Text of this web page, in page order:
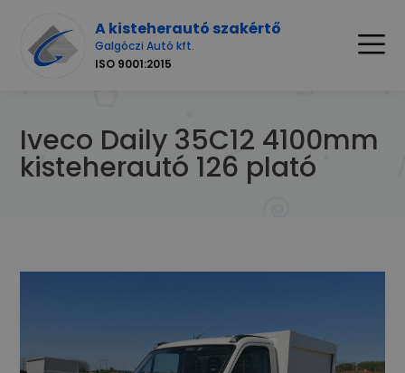
A kisteherautó szakértő
Galgóczi Autó kft.
ISO 9001:2015
Iveco Daily 35C12 4100mm
kisteherautó 126 plató